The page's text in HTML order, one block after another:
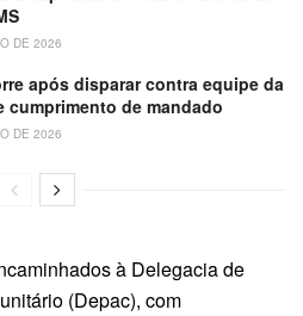
DE 2026
após disparar contra equipe da
cumprimento de mandado
DE 2026
à Delegacia de
(Depac), com